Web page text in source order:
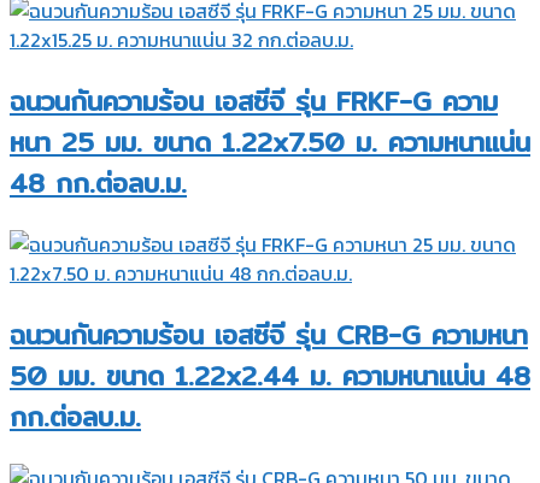
ฉนวนกันความร้อน เอสซีจี รุ่น FRKF-G ความ
หนา 25 มม. ขนาด 1.22x7.50 ม. ความหนาแน่น
48 กก.ต่อลบ.ม.
ฉนวนกันความร้อน เอสซีจี รุ่น CRB-G ความหนา
50 มม. ขนาด 1.22x2.44 ม. ความหนาแน่น 48
กก.ต่อลบ.ม.